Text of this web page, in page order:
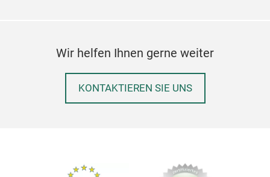
Wir helfen Ihnen gerne weiter
KONTAKTIEREN SIE UNS